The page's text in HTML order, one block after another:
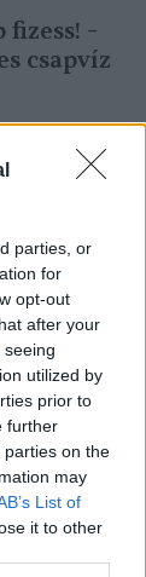
parties, or
for
opt-out
after your
utilized by
prior to
further
on the
may
List of
it to other
–
csapvíz
a